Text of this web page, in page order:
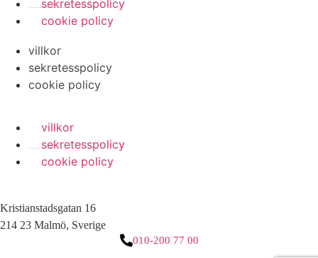
sekretesspolicy
cookie policy
villkor
sekretesspolicy
cookie policy
villkor
sekretesspolicy
cookie policy
Kristianstadsgatan 16
214 23 Malmö, Sverige
010-200 77 00